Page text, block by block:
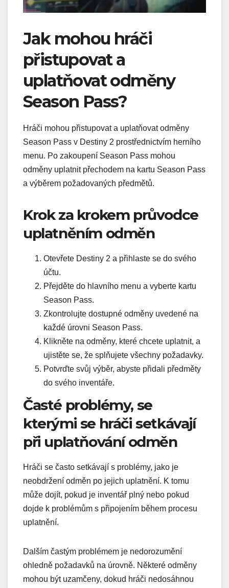
Jak mohou hráči
přistupovat a
uplatňovat odměny
Season Pass?
Hráči mohou přistupovat a uplatňovat odměny
Season Pass v Destiny 2 prostřednictvím herního
menu. Po zakoupení Season Pass mohou
odměny uplatnit přechodem na kartu Season Pass
a výběrem požadovaných předmětů.
Krok za krokem průvodce
uplatněním odměn
Otevřete Destiny 2 a přihlaste se do svého
účtu.
Přejděte do hlavního menu a vyberte kartu
Season Pass.
Zkontrolujte dostupné odměny uvedené na
každé úrovni Season Pass.
Klikněte na odměny, které chcete uplatnit, a
ujistěte se, že splňujete všechny požadavky.
Potvrďte svůj výběr, abyste přidali předměty
do svého inventáře.
Časté problémy, se
kterými se hráči setkávají
při uplatňování odměn
Hráči se často setkávají s problémy, jako je
neobdržení odměn po jejich uplatnění. K tomu
může dojít, pokud je inventář plný nebo pokud
dojde k problémům s připojením během procesu
uplatnění.
Dalším častým problémem je nedorozumění
ohledně požadavků na úrovně. Některé odměny
mohou být uzamčeny, dokud hráči nedosáhnou